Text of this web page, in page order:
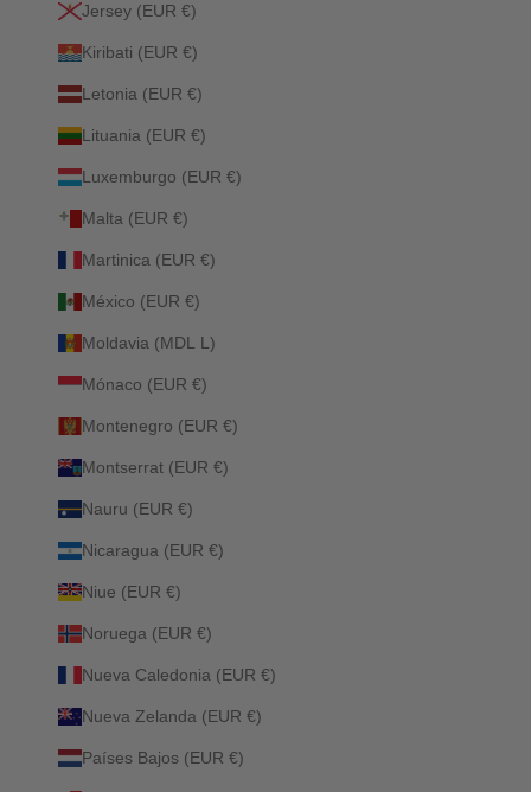
Jersey (EUR €)
Kiribati (EUR €)
Letonia (EUR €)
Lituania (EUR €)
Luxemburgo (EUR €)
Malta (EUR €)
Martinica (EUR €)
México (EUR €)
Moldavia (MDL L)
Mónaco (EUR €)
Montenegro (EUR €)
Montserrat (EUR €)
Nauru (EUR €)
Nicaragua (EUR €)
Niue (EUR €)
Noruega (EUR €)
Nueva Caledonia (EUR €)
Nueva Zelanda (EUR €)
Países Bajos (EUR €)